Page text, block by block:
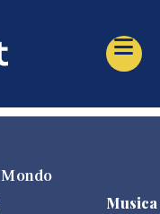
Mondo
Musica